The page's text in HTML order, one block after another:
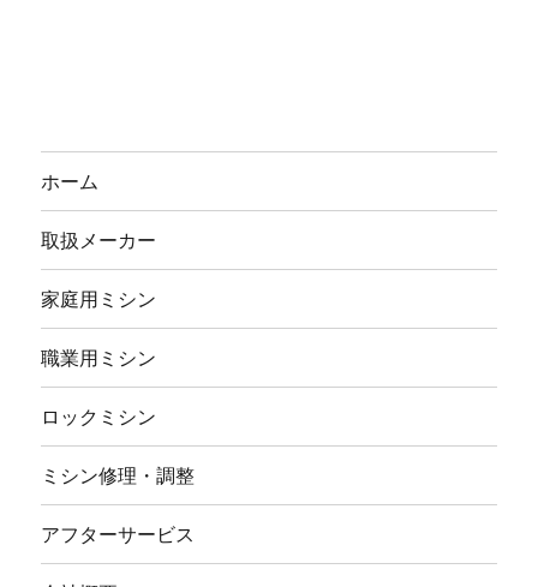
ホーム
取扱メーカー
家庭用ミシン
職業用ミシン
ロックミシン
ミシン修理・調整
アフターサービス